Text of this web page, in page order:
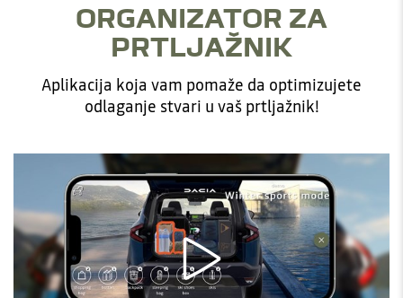
ORGANIZATOR ZA
PRTLJAŽNIK
Aplikacija koja vam pomaže da optimizujete
odlaganje stvari u vaš prtljažnik!